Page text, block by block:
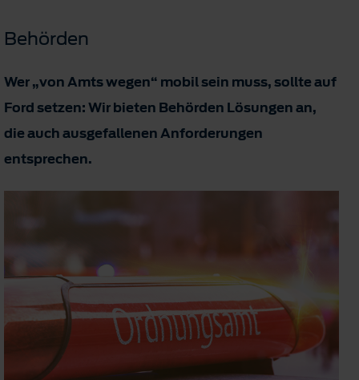
Behörden
Wer „von Amts wegen“ mobil sein muss, sollte auf
Ford setzen: Wir bieten Behörden Lösungen an,
die auch ausgefallenen Anforderungen
entsprechen.